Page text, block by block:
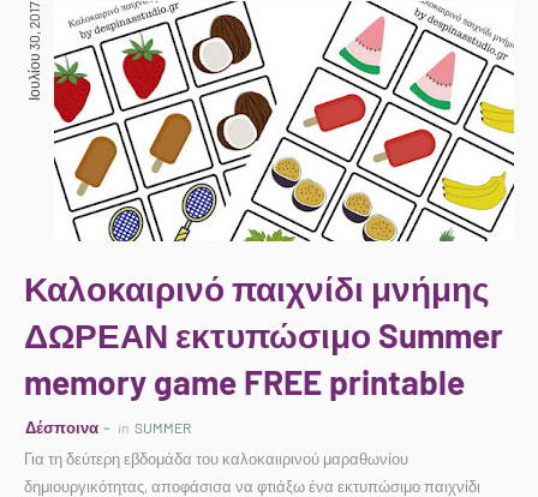
Ιουλίου 30, 2017
Καλοκαιρινό παιχνίδι μνήμης
ΔΩΡΕΑΝ εκτυπώσιμο Summer
memory game FREE printable
Δέσποινα in SUMMER
Για τη δεύτερη εβδομάδα του καλοκαιιρινού μαραθωνίου
δημιουργικότητας, αποφάσισα να φτιάξω ένα εκτυπώσιμο παιχνίδι